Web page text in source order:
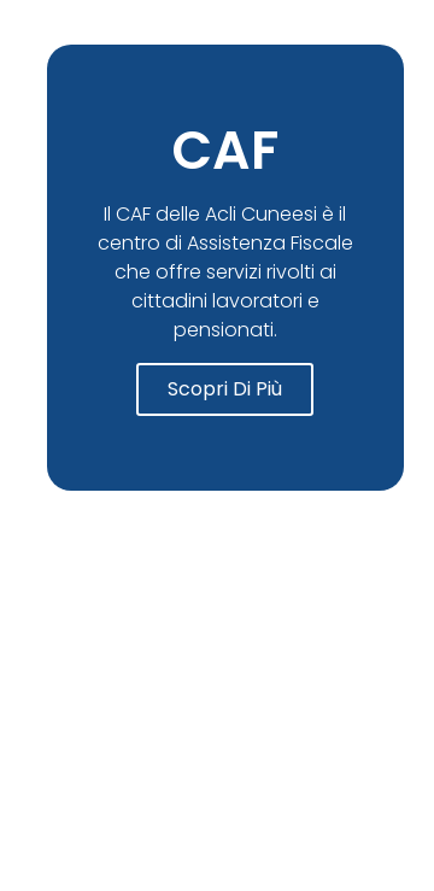
CAF
Il CAF delle Acli Cuneesi è il
centro di Assistenza Fiscale
che offre servizi rivolti ai
cittadini lavoratori e
pensionati.
Scopri Di Più